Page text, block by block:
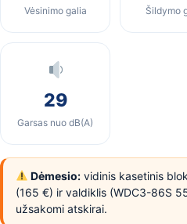
Vėsinimo galia Šildymo
29
Garsas nuo dB(A)
Dėmesio:vidinis kasetinis
(165 €) ir valdiklis (WDC3-86S
užsakomi atskirai.